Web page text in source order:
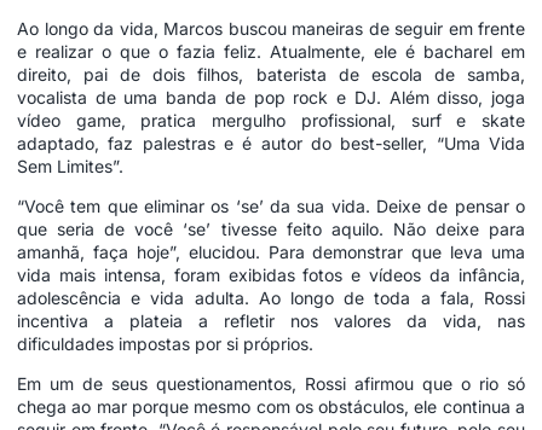
Ao longo da vida, Marcos buscou maneiras de seguir em frente
e realizar o que o fazia feliz. Atualmente, ele é bacharel em
direito, pai de dois filhos, baterista de escola de samba,
vocalista de uma banda de pop rock e DJ. Além disso, joga
vídeo game, pratica mergulho profissional, surf e skate
adaptado, faz palestras e é autor do best-seller, “Uma Vida
Sem Limites”.
“Você tem que eliminar os ‘se’ da sua vida. Deixe de pensar o
que seria de você ‘se’ tivesse feito aquilo. Não deixe para
amanhã, faça hoje”, elucidou. Para demonstrar que leva uma
vida mais intensa, foram exibidas fotos e vídeos da infância,
adolescência e vida adulta. Ao longo de toda a fala, Rossi
incentiva a plateia a refletir nos valores da vida, nas
dificuldades impostas por si próprios.
Em um de seus questionamentos, Rossi afirmou que o rio só
chega ao mar porque mesmo com os obstáculos, ele continua a